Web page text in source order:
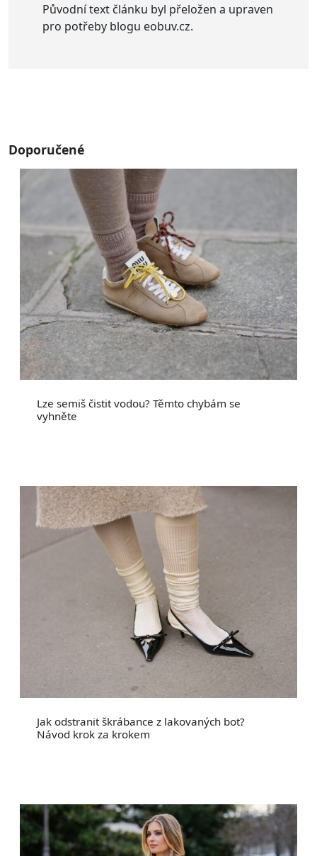
Původní text článku byl přeložen a upraven
pro potřeby blogu eobuv.cz.
Doporučené
Lze semiš čistit vodou? Těmto chybám se
vyhněte
Jak odstranit škrábance z lakovaných bot?
Návod krok za krokem